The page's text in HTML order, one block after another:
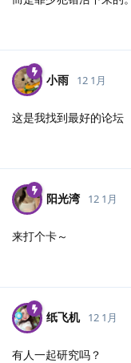
小雨 12 1月
这是我找到最好的论坛
阳光湾 12 1月
来打个卡～
纸飞机 12 1月
有人一起研究吗？